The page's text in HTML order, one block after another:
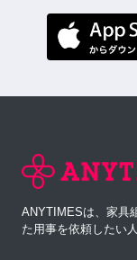
ANYTIMESは、家具
た用事を依頼したい